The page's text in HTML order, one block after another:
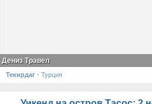
Дениз Травел
Текирдаг · Турция